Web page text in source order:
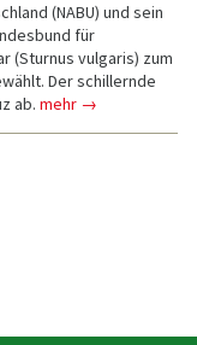
(NABU) und sein
für
(Sturnus vulgaris) zum
Der schillernde
ab.mehr →